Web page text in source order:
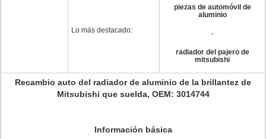
Lo más destacado:
piezas de automóvil de
aluminio
radiador del pajero de
mitsubishi
Recambio auto del radiador de aluminio de la brillantez de
Mitsubishi que suelda, OEM: 3014744
Información básica